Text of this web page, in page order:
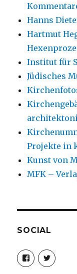
Hanns
Hartmut
Institut für
Jüdisches
Projekte in
Kunst von
MFK –
SOCIAL
Profil
von
Profil
von